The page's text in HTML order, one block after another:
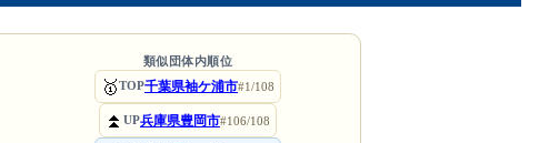
類似団体内順位
🥇TOP千葉県袖ケ浦市#1/108
⏫ UP兵庫県豊岡市#106/108